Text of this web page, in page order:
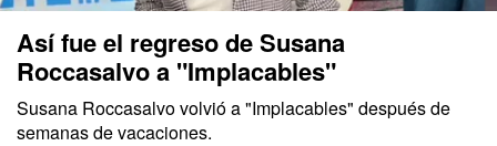
Así fue el regreso de Susana
Roccasalvo a "Implacables"
Susana Roccasalvo volvió a "Implacables" después de
semanas de vacaciones.